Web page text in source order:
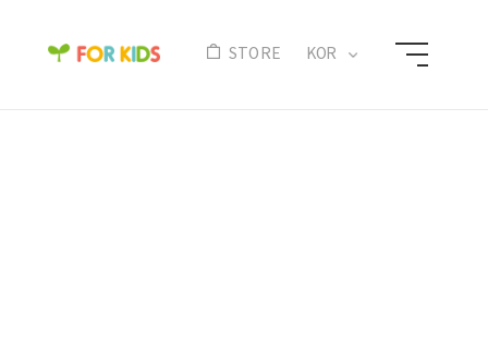
STORE KOR